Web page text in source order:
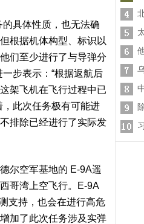
具体性质，也无法确
根据机体构型、标识以
们至少进行了与导弹分
步表示：“根据返航后
架飞机在飞行过程中已
，此次任务极有可能进
排除已经进行了实际发
尔空军基地的 E-9A遥
哥湾上空飞行。E-9A
支持，也会在进行高危
加了此次任务涉及实弹